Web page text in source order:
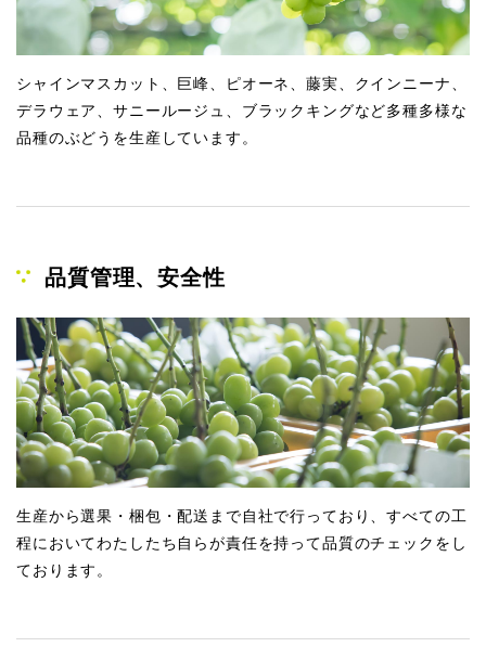
シャインマスカット、巨峰、ピオーネ、藤実、クインニーナ、
デラウェア、サニールージュ、ブラックキングなど多種多様な
品種のぶどうを生産しています。
品質管理、安全性
生産から選果・梱包・配送まで自社で行っており、すべての工
程においてわたしたち自らが責任を持って品質のチェックをし
ております。